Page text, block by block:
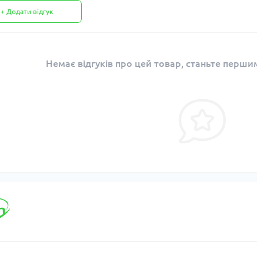
+ Додати відгук
Немає відгуків про цей товар, станьте